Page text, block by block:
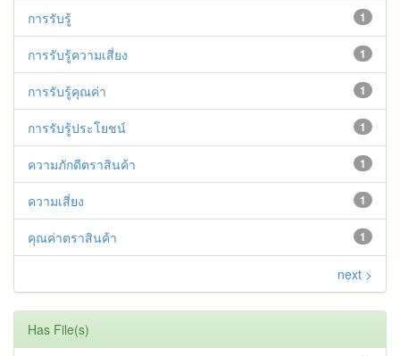
1
การรับรู้
1
การรับรู้ความเสี่ยง
1
การรับรู้คุณค่า
1
การรับรู้ประโยชน์
1
ความภักดีตราสินค้า
1
ความเสี่ยง
1
คุณค่าตราสินค้า
next >
Has File(s)